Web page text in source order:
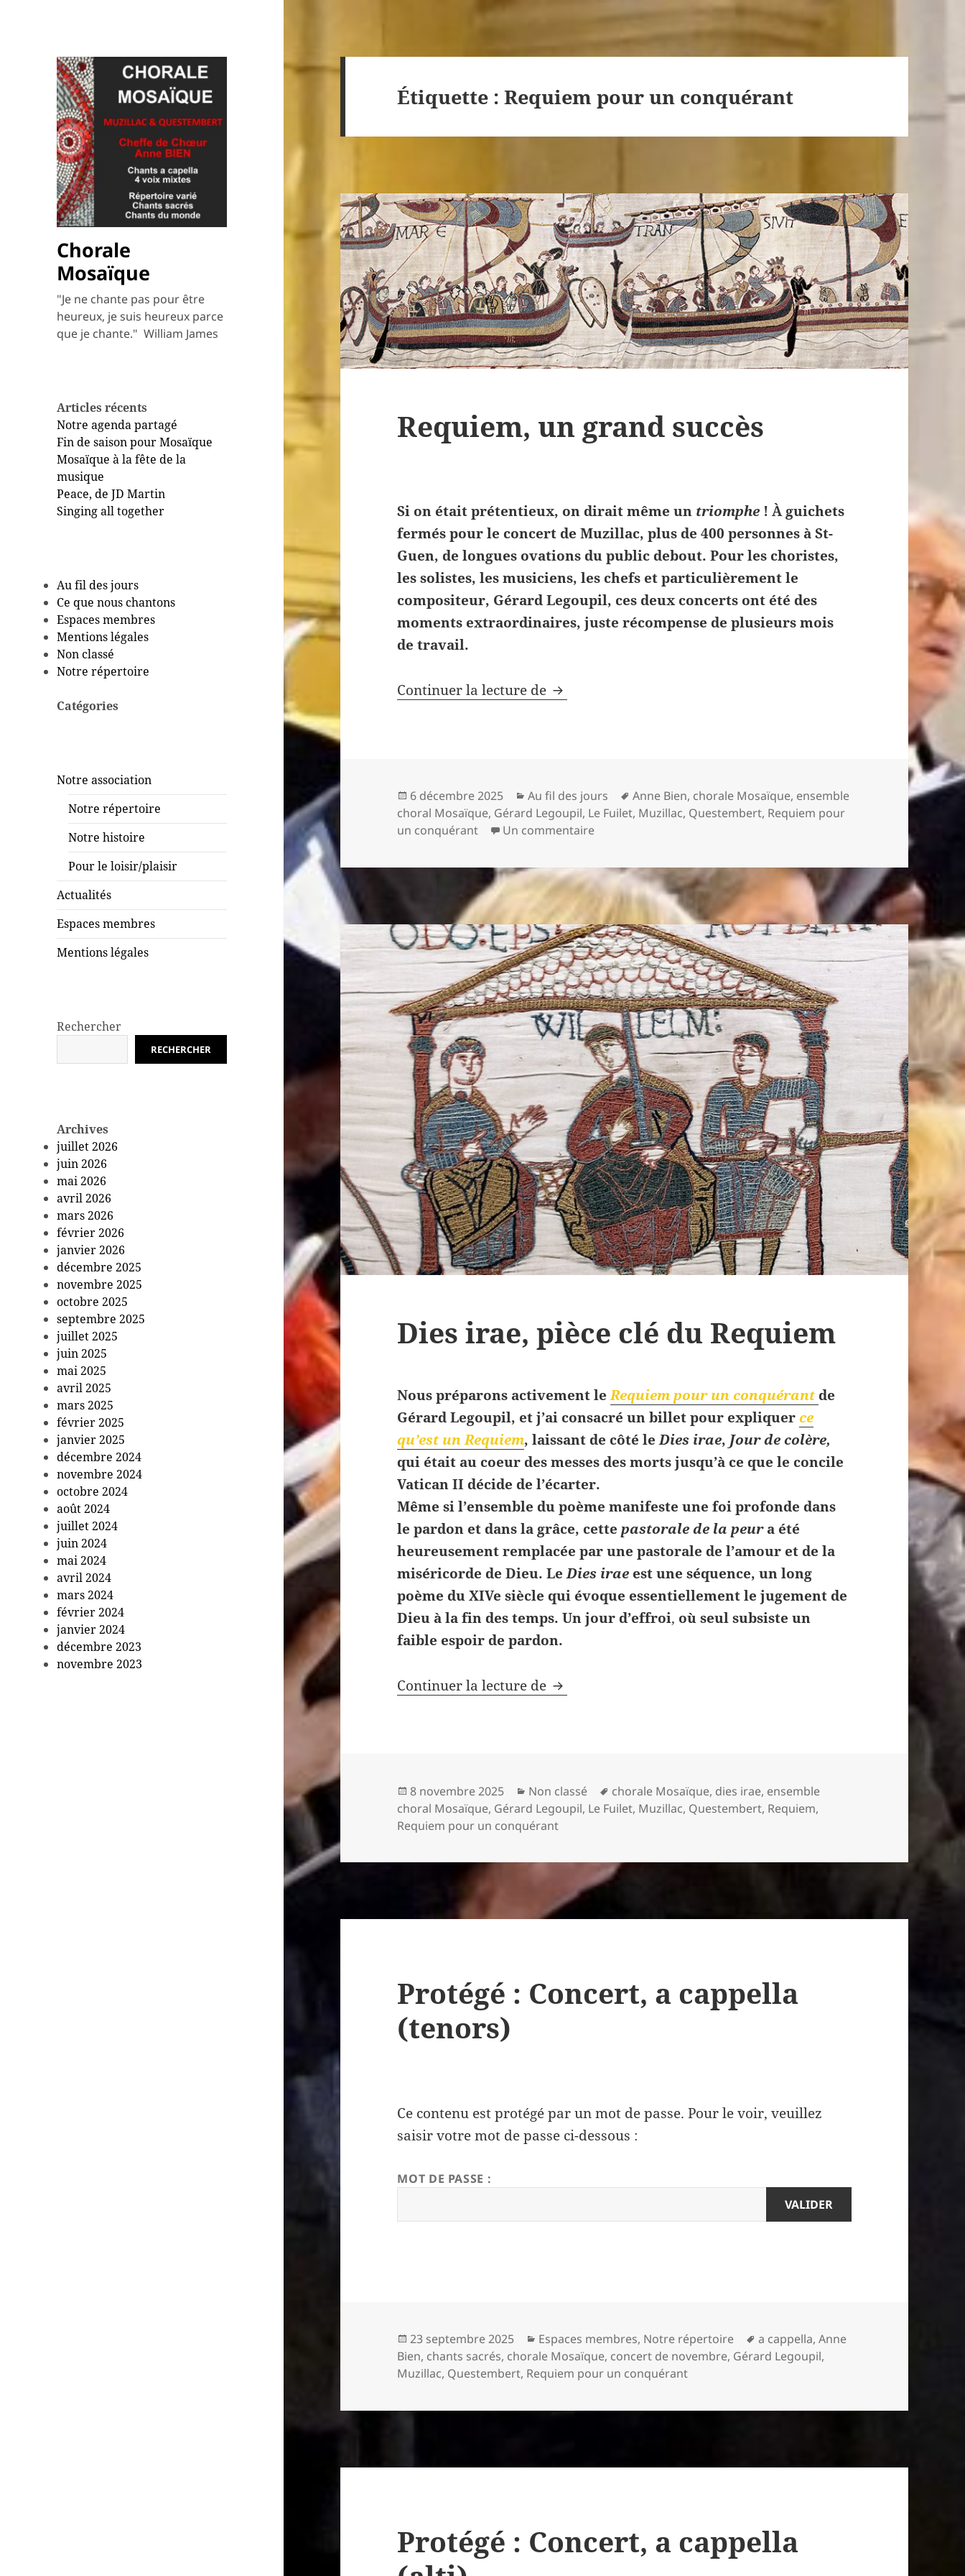
Chorale
Mosaïque
"Je ne chante pas pour être
heureux, je suis heureux parce
que je chante." ​ William James
Articles récents
Notre agenda partagé
Fin de saison pour Mosaïque
Mosaïque à la fête de la
musique
Peace, de JD Martin
Singing all together
Au fil des jours
Ce que nous chantons
Espaces membres
Mentions légales
Non classé
Notre répertoire
Catégories
Notre association
Notre répertoire
Notre histoire
Pour le loisir/plaisir
Actualités
Espaces membres
Mentions légales
Rechercher
RECHERCHER
Archives
juillet 2026
juin 2026
mai 2026
avril 2026
mars 2026
février 2026
janvier 2026
décembre 2025
novembre 2025
octobre 2025
septembre 2025
juillet 2025
juin 2025
mai 2025
avril 2025
mars 2025
février 2025
janvier 2025
décembre 2024
novembre 2024
octobre 2024
août 2024
juillet 2024
juin 2024
mai 2024
avril 2024
mars 2024
février 2024
janvier 2024
décembre 2023
novembre 2023
Étiquette :Requiem pour un conquérant
Requiem, un grand succès
Si on était prétentieux, on dirait même un triomphe ! À guichets
fermés pour le concert de Muzillac, plus de 400 personnes à St-
Guen, de longues ovations du public debout. Pour les choristes,
les solistes, les musiciens, les chefs et particulièrement le
compositeur, Gérard Legoupil, ces deux concerts ont été des
moments extraordinaires, juste récompense de plusieurs mois
de travail.
Continuer la lecture de Requiem, un grand succès
Publié
le
6 décembre 2025 Catégories
Au fil des jours
Mots-
clés
Anne Bien, chorale Mosaïque, ensemble
choral Mosaïque, Gérard Legoupil, Le Fuilet, Muzillac, Questembert, Requiem pour
un conquérant
Un commentairesur Requiem, un grand succès
Dies irae, pièce clé du Requiem
Nous préparons activement leRequiem pour un conquérant de
Gérard Legoupil, et j’ai consacré un billet pour expliquerce
qu’est un Requiem, laissant de côté leDies irae, Jour de colère,
qui était au coeur des messes des morts jusqu’à ce que le concile
Vatican II décide de l’écarter.
Même si l’ensemble du poème manifeste une foi profonde dans
le pardon et dans la grâce, cettepastorale de la peura été
heureusement remplacée par une pastorale de l’amour et de la
miséricorde de Dieu. LeDies irae est une séquence, un long
poème du XIVe siècle qui évoque essentiellement le jugement de
Dieu à la fin des temps. Un jour d’effroi, où seul subsiste un
faible espoir de pardon.
Continuer la lecture de Dies irae, pièce clé du Requiem
Publié
le
8 novembre 2025 Catégories
Non classé
Mots-
clés
chorale Mosaïque, dies irae, ensemble
choral Mosaïque, Gérard Legoupil, Le Fuilet, Muzillac, Questembert, Requiem,
Requiem pour un conquérant
Protégé : Concert, a cappella
(tenors)
Ce contenu est protégé par un mot de passe. Pour le voir, veuillez
saisir votre mot de passe ci-dessous :
MOT DE PASSE :
Publié
le
23 septembre 2025 Catégories
Espaces membres, Notre répertoire
Mots-
clés
a cappella,Anne
Bien, chants sacrés, chorale Mosaïque, concert de novembre, Gérard Legoupil,
Muzillac, Questembert, Requiem pour un conquérant
Protégé : Concert, a cappella